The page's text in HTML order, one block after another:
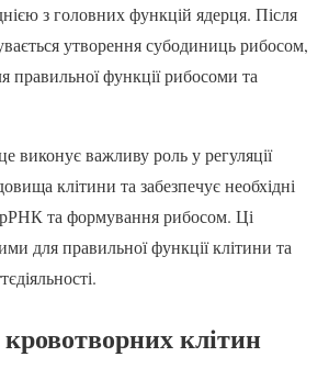
з головних функцій ядерця. Після
утворення субодиниць рибосом,
правильної функції рибосоми та
виконує важливу роль у регуляції
клітини та забезпечує необхідні
та формування рибосом. Ці
для правильної функції клітини та
клітин